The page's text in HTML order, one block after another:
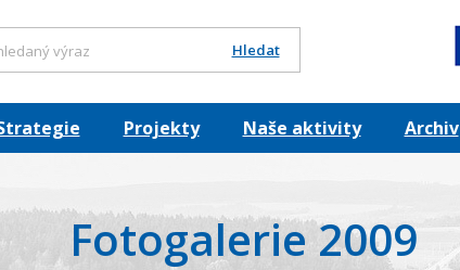
Hledat
Projekty Naše aktivity Archiv
Fotogalerie 2009